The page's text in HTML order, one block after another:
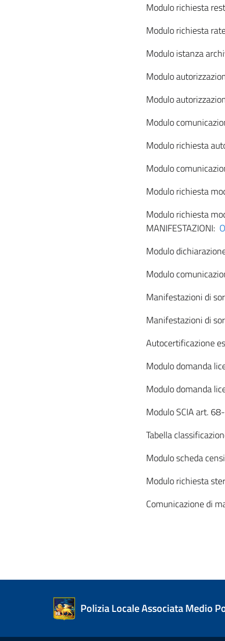
Modulo richiesta
Modulo richiesta
Modulo istanza
Modulo
Modulo
Modulo
Modulo richiesta
Modulo
Modulo richiesta
Modulo richiesta
MANIFESTAZIONI:
Modulo
Modulo
Manifestazioni di
Manifestazioni di
Autocertificazione
Modulo domanda
Modulo domanda
Modulo SCIA art.
Tabella
Modulo scheda
Modulo richiesta
Comunicazione di
Polizia Locale Associata Medio